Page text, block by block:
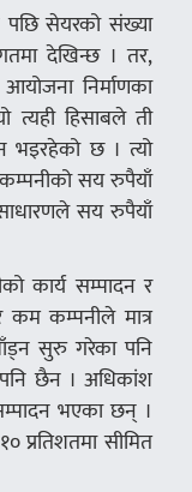
सेयरको संख्या
देखिन्छ । तर,
निर्माणका
त्यही हिसाबले ती
भइरहेको छ । त्यो
सय रुपैयाँ
सय रुपैयाँ
कार्य सम्पादन र
कम कम्पनीले मात्र
सुरु गरेका पनि
छैन । अधिकांश
भएका छन् ।
प्रतिशतमा सीमित